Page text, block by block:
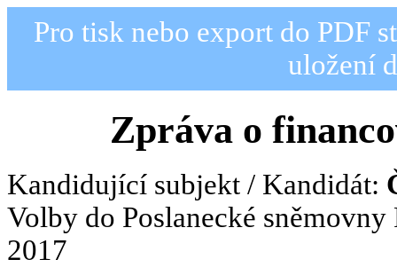
Pro tisk nebo export do PDF
uložení
Zpráva o
Kandidující subjekt / Kandidát:
Volby do Poslanecké
2017